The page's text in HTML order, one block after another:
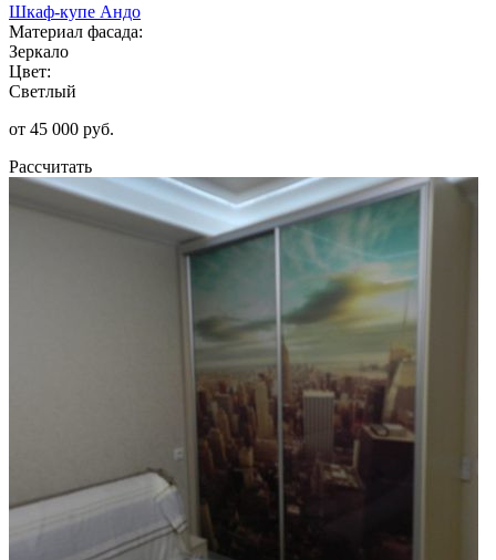
Шкаф-купе Андо
Материал фасада:
Зеркало
Цвет:
Светлый
от 45 000 руб.
Рассчитать